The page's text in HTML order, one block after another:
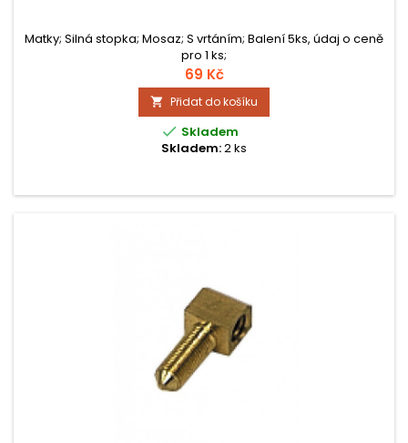
Matky; Silná stopka; Mosaz; S vrtáním; Balení 5ks, údaj o ceně
pro 1 ks;
69 Kč
 Přidat do košíku
 Skladem
Skladem:2 ks